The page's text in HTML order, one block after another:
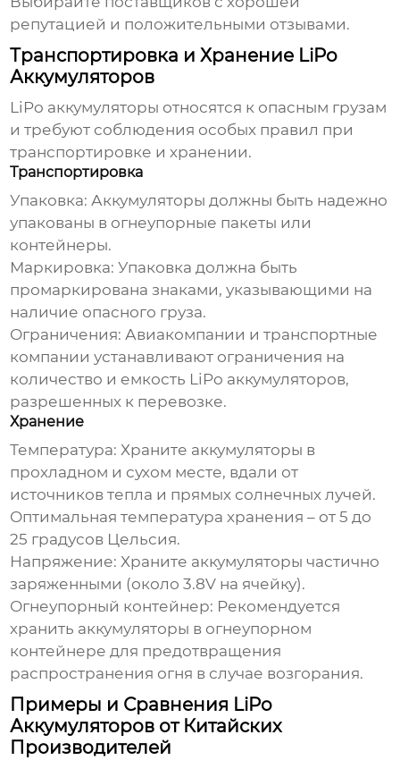
репутацией и положительными отзывами.
Транспортировка и Хранение LiPo
Аккумуляторов
LiPo аккумуляторы относятся к опасным грузам
и требуют соблюдения особых правил при
транспортировке и хранении.
Транспортировка
Упаковка: Аккумуляторы должны быть надежно
упакованы в огнеупорные пакеты или
контейнеры.
Маркировка: Упаковка должна быть
промаркирована знаками, указывающими на
наличие опасного груза.
Ограничения: Авиакомпании и транспортные
компании устанавливают ограничения на
количество и емкость LiPo аккумуляторов,
разрешенных к перевозке.
Хранение
Температура: Храните аккумуляторы в
прохладном и сухом месте, вдали от
источников тепла и прямых солнечных лучей.
Оптимальная температура хранения – от 5 до
25 градусов Цельсия.
Напряжение: Храните аккумуляторы частично
заряженными (около 3.8V на ячейку).
Огнеупорный контейнер: Рекомендуется
хранить аккумуляторы в огнеупорном
контейнере для предотвращения
распространения огня в случае возгорания.
Примеры и Сравнения LiPo
Аккумуляторов от Китайских
Производителей